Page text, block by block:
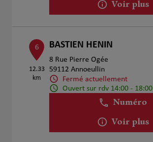
Voir plus
6
12.33
km
BASTIEN HENIN
8 Rue Pierre Ogée
59112 Annoeullin
Fermé actuellement
Ouvert sur rdv 14:00 - 18:00
Numéro
Voir plus